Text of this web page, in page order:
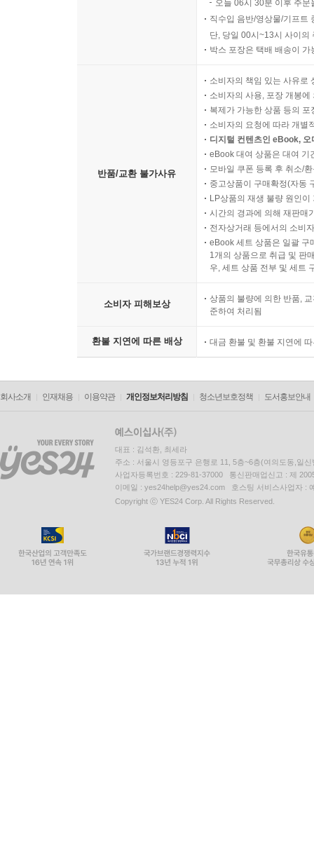
오늘 06시 30분 이후 주
직수입 음반/영상물/기프트
단, 당일 00시~13시 사이의
박스 포장은 택배 배송이
반품/교환 불가사유
소비자의 책임 있는 사유로
소비자의 사용, 포장 개봉
복제가 가능한 상품 등의
소비자의 요청에 따라 개별
디지털 컨텐츠인 eBook,
eBook 대여 상품은 대여 기
모바일 쿠폰 등록 후 취소/
중고상품이 구매확정(자동
LP상품의 재생 불량 원인
시간의 경과에 의해 재판매
전자상거래 등에서의 소비
eBook 세트 상품은 일괄 구
1개의 상품으로 취급 및 판
우, 세트 상품 전부 및 세트
소비자 피해보상
상품의 불량에 의한 반품,
준하여 처리됨
환불 지연에 따른 배상 대금 환불 및 환불 지연에
회사소개 인재채용 이용약관 개인정보처리방침 청소년보호정책 도서홍보안내
대표 : 김석환, 최세라
주소 : 서울시 영등포구 은행로 11, 5층~6층(여의도동,일신
사업자등록번호 : 229-81-37000 통신판매업신고 : 제
이메일 : yes24help@yes24.com 호스팅 서비스사업자 :
Copyright ⓒ YES24 Corp. All Rights Reserved.